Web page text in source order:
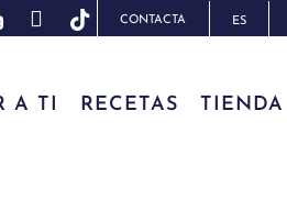
CONTACTA ES
A TI RECETAS TIENDA